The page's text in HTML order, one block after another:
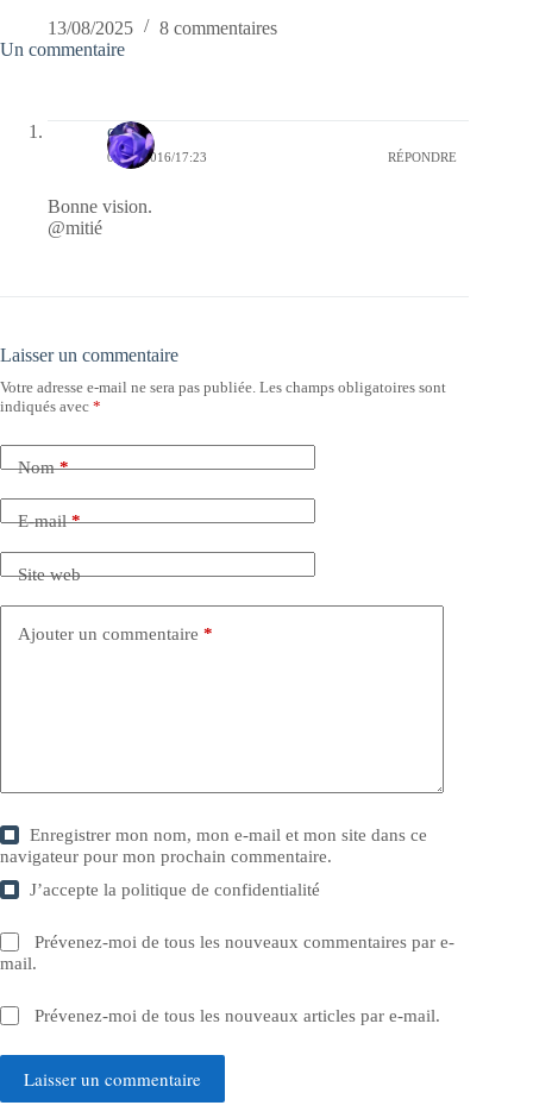
13/08/2025
8 commentaires
Un commentaire
covix
01/06/2016/17:23 RÉPONDRE
Bonne vision.
@mitié
Laisser un commentaire
Votre adresse e-mail ne sera pas publiée. Les champs obligatoires sont
indiqués avec *
Nom*
E-mail*
Site web
Ajouter un commentaire *
Enregistrer mon nom, mon e-mail et mon site dans ce
navigateur pour mon prochain commentaire.
J’accepte lapolitique de confidentialité
Prévenez-moi de tous les nouveaux commentaires par e-
mail.
Prévenez-moi de tous les nouveaux articles par e-mail.
Laisser un commentaire